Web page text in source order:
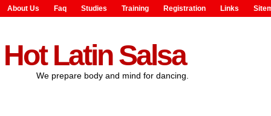
About Us Faq Studies Training Registration Links
Hot Latin Salsa
We prepare body and mind for dancing.